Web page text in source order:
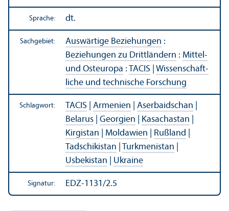
Sprache: dt.
Sachgebiet: Auswärtige Beziehungen :
Beziehungen zu Drittländern : Mittel-
und Osteuropa : TACIS
Wissenschaft­
liche und technische Forschung
Schlagwort: TACIS Armenien Aserbaidschan
Belarus
Georgien Kasachastan
Kirgistan
Moldawien Rußland
Tadschikistan
Turkmenistan
Usbekistan
Ukraine
Signatur: EDZ-1131/2.5